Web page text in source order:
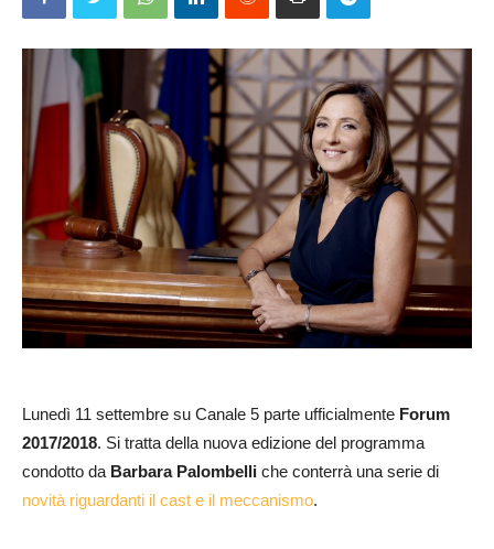
Lunedì 11 settembre su Canale 5 parte ufficialmente Forum
2017/2018. Si tratta della nuova edizione del programma
condotto da Barbara Palombelli che conterrà una serie di
novità riguardanti il cast e il meccanismo.